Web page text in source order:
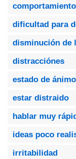
dificultad para
disminución de
distracciónes
estado de
estar distraido
hablar muy
ideas poco
irritabilidad